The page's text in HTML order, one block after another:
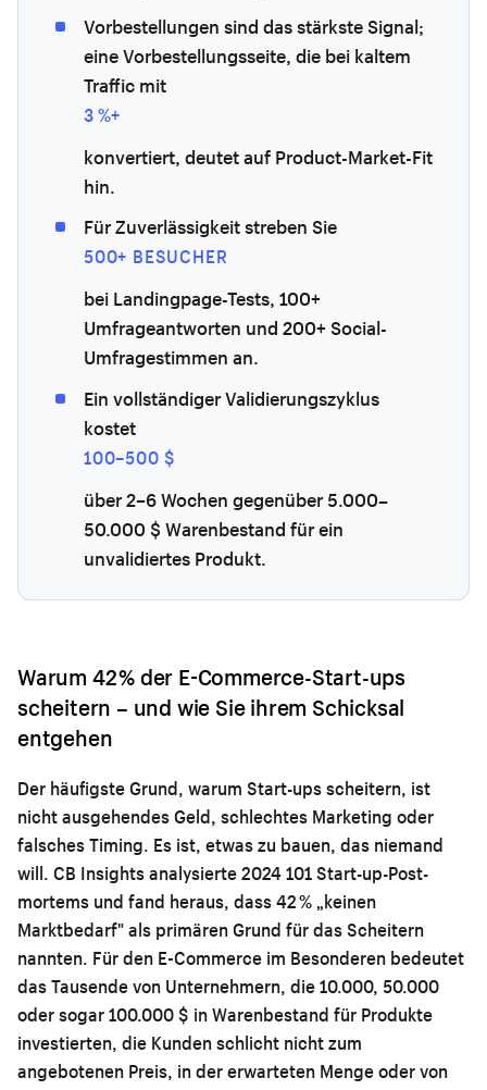
Vorbestellungen sind das stärkste Signal;
eine Vorbestellungsseite, die bei kaltem
Traffic mit
3 %+
konvertiert, deutet auf Product-Market-Fit
hin.
Für Zuverlässigkeit streben Sie
500+ BESUCHER
bei Landingpage-Tests, 100+
Umfrageantworten und 200+ Social-
Umfragestimmen an.
Ein vollständiger Validierungszyklus
kostet
100–500 $
über 2–6 Wochen gegenüber 5.000–
50.000 $ Warenbestand für ein
unvalidiertes Produkt.
Warum 42 % der E-Commerce-Start-ups
scheitern – und wie Sie ihrem Schicksal
entgehen
Der häufigste Grund, warum Start-ups scheitern, ist
nicht ausgehendes Geld, schlechtes Marketing oder
falsches Timing. Es ist, etwas zu bauen, das niemand
will. CB Insights analysierte 2024 101 Start-up-Post-
mortems und fand heraus, dass 42 % „keinen
Marktbedarf" als primären Grund für das Scheitern
nannten. Für den E-Commerce im Besonderen bedeutet
das Tausende von Unternehmern, die 10.000, 50.000
oder sogar 100.000 $ in Warenbestand für Produkte
investierten, die Kunden schlicht nicht zum
angebotenen Preis, in der erwarteten Menge oder von